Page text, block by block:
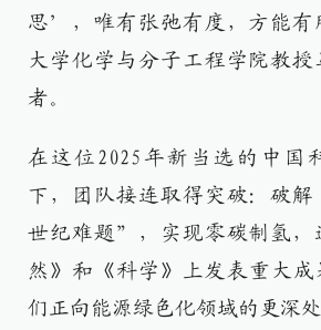
思’，唯有张弛有度，方能
大学化学与分子工程学院教
者。
在这位2025年新当选的中国
下，团队接连取得突破：破
世纪难题”，实现零碳制氢，
然》和《科学》上发表重大
们正向能源绿色化领域的更深处